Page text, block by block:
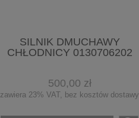
SILNIK DMUCHAWY
CHŁODNICY 0130706202
500,00 zł
zawiera 23% VAT, bez kosztów dostawy